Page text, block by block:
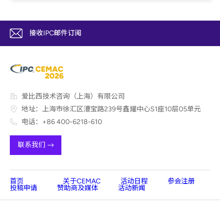
接收IPC邮件订阅
爱比西技术咨询（上海）有限公司
地址：上海市徐汇区漕宝路239号鑫耀中心S1座10层05单元
电话：+86 400-6218-610
联系我们
首页 关于CEMAC 活动日程
参会注册
投稿申请
赞助商及媒体 活动新闻